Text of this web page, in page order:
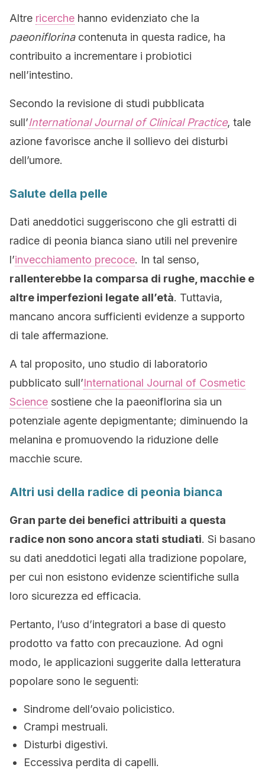
Altre ricerche hanno evidenziato che la
paeoniflorinacontenuta in questa radice, ha
contribuito a incrementare i probiotici
nell’intestino.
Secondo la revisione di studi pubblicata
sull’International Journal of Clinical Practice, tale
azione favorisce anche il sollievo dei disturbi
dell’umore.
Salute della pelle
Dati aneddotici suggeriscono che gli estratti di
radice di peonia bianca siano utili nel prevenire
l’invecchiamento precoce. In tal senso,
rallenterebbe la comparsa di rughe, macchie e
altre imperfezioni legate all’età. Tuttavia,
mancano ancora sufficienti evidenze a supporto
di tale affermazione.
A tal proposito, uno studio di laboratorio
pubblicato sull’International Journal of Cosmetic
Science sostiene che la paeoniflorina sia un
potenziale agente depigmentante; diminuendo la
melanina e promuovendo la riduzione delle
macchie scure.
Altri usi della radice di peonia bianca
Gran parte dei benefici attribuiti a questa
radice non sono ancora stati studiati. Si basano
su dati aneddotici legati alla tradizione popolare,
per cui non esistono evidenze scientifiche sulla
loro sicurezza ed efficacia.
Pertanto, l’uso d’integratori a base di questo
prodotto va fatto con precauzione. Ad ogni
modo, le applicazioni suggerite dalla letteratura
popolare sono le seguenti:
Sindrome dell’ovaio policistico.
Crampi mestruali.
Disturbi digestivi.
Eccessiva perdita di capelli.